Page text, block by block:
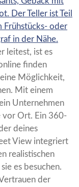
leitest, ist es
finden
Möglichkeit,
Mit einem
Unternehmen
vor Ort. Ein 360-
deines
View integriert
realistischen
es besuchen.
der